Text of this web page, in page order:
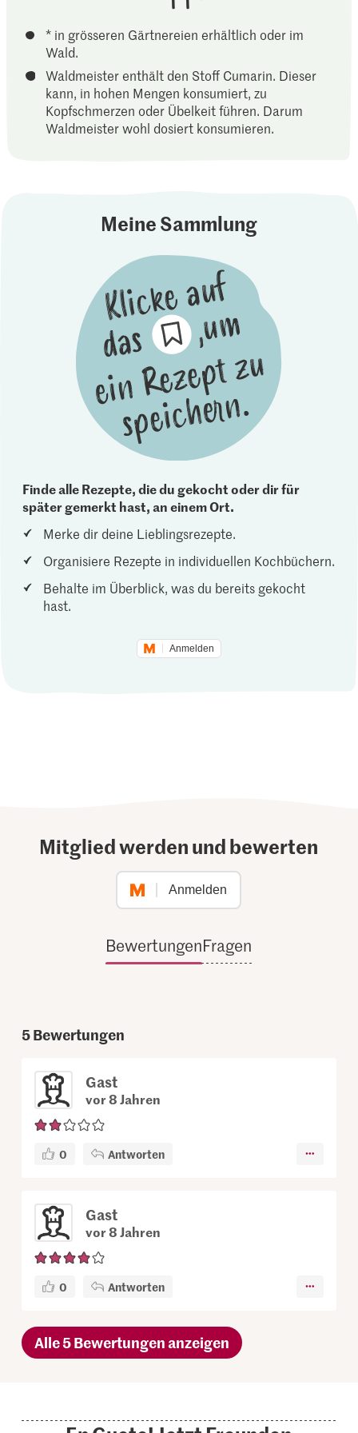
* in grösseren Gärtnereien erhältlich oder im
Wald.
Waldmeister enthält den Stoff Cumarin. Dieser
kann, in hohen Mengen konsumiert, zu
Kopfschmerzen oder Übelkeit führen. Darum
Waldmeister wohl dosiert konsumieren.
Meine Sammlung
Finde alle Rezepte, die du gekocht oder dir für
später gemerkt hast, an einem Ort.
Merke dir deine Lieblingsrezepte.
Organisiere Rezepte in individuellen Kochbüchern.
Behalte im Überblick, was du bereits gekocht
hast.
Anmelden
Mitglied werden und bewerten
Anmelden
BewertungenFragen
5Bewertungen
Gast
vor 8 Jahren
0 Antworten
Gast
vor 8 Jahren
0 Antworten
Alle 5 Bewertungen anzeigen